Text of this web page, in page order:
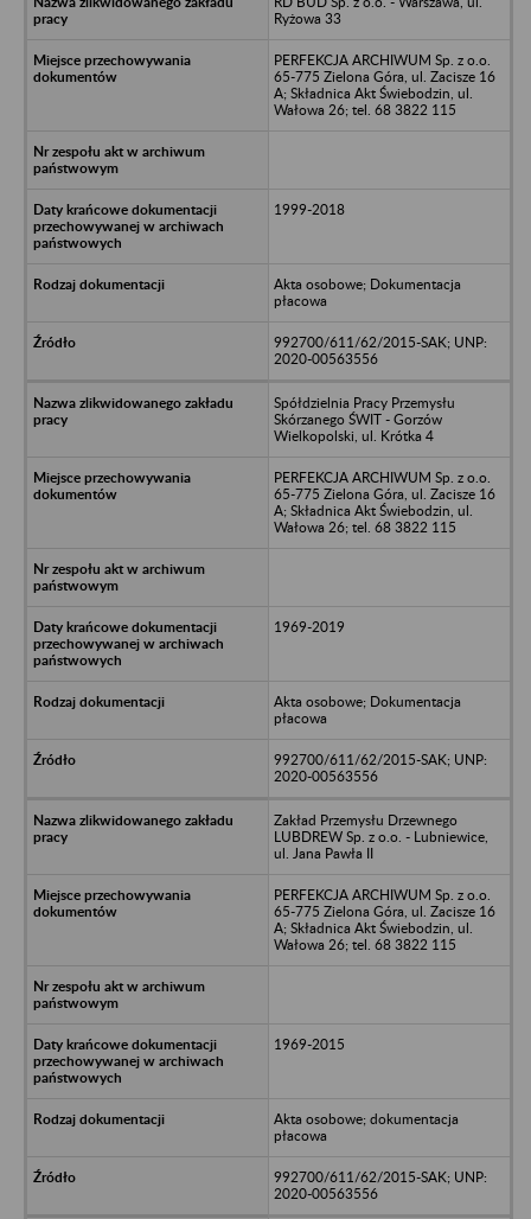
Ryżowa 33
PERFEKCJA ARCHIWUM Sp. z o.o.
65-775 Zielona Góra, ul. Zacisze 16
A; Składnica Akt Świebodzin, ul.
Wałowa 26; tel. 68 3822 115
1999-2018
Akta osobowe; Dokumentacja
płacowa
992700/611/62/2015-SAK; UNP:
2020-00563556
Spółdzielnia Pracy Przemysłu
Skórzanego ŚWIT - Gorzów
Wielkopolski, ul. Krótka 4
PERFEKCJA ARCHIWUM Sp. z o.o.
65-775 Zielona Góra, ul. Zacisze 16
A; Składnica Akt Świebodzin, ul.
Wałowa 26; tel. 68 3822 115
1969-2019
Akta osobowe; Dokumentacja
płacowa
992700/611/62/2015-SAK; UNP:
2020-00563556
Zakład Przemysłu Drzewnego
LUBDREW Sp. z o.o. - Lubniewice,
ul. Jana Pawła II
PERFEKCJA ARCHIWUM Sp. z o.o.
65-775 Zielona Góra, ul. Zacisze 16
A; Składnica Akt Świebodzin, ul.
Wałowa 26; tel. 68 3822 115
1969-2015
Akta osobowe; dokumentacja
płacowa
992700/611/62/2015-SAK; UNP:
2020-00563556